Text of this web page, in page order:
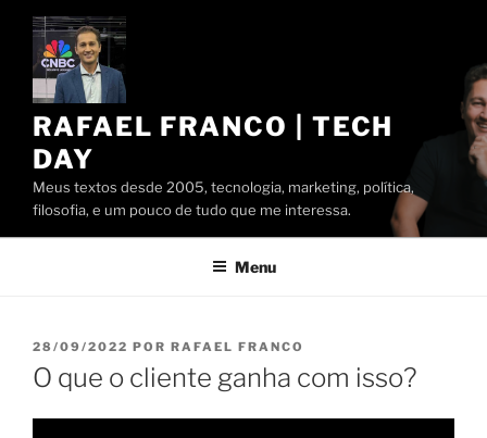
Pular
conteúdo
RAFAEL FRANCO | TECH
DAY
Meus textos desde 2005, tecnologia, marketing, política,
filosofia, e um pouco de tudo que me interessa.
Menu
PUBLICADO
EM
28/09/2022 POR RAFAEL FRANCO
O que o cliente ganha com isso?